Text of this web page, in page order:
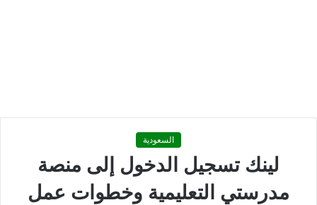
السعودية
لينك تسجيل الدخول إلى منصة
مدرستي التعليمية وخطوات عمل